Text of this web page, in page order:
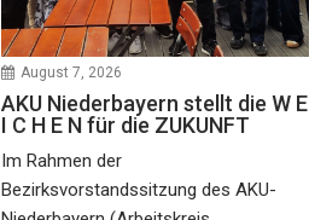
August 7, 2026
AKU Niederbayern stellt die W E
I C H E N für die ZUKUNFT
Im Rahmen der
Bezirksvorstandssitzung des AKU-